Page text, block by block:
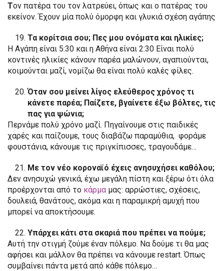
Τον πατέρα του τον λατρεύει, όπως και ο πατέρας του
εκείνον. Έχουν μία πολύ όμορφη και γλυκιά σχέση αγάπης
Τα κορίτσια σου; Πες μου ονόματα και ηλικίες;
Η Αγάπη είναι 5:30 και η Αθήνα είναι 2:30 Είναι πολύ
κοντινές ηλικίες κάνουν παρέα μαλώνουν, αγαπιούνται,
κοιμούνται μαζί, νομίζω θα είναι πολύ καλές φίλες.
Όταν σου μείνει λίγος ελεύθερος χρόνος τι
κάνετε παρέα; Παίζετε, βγαίνετε έξω βόλτες, τις
πας για ψώνια;
Περνάμε πολύ χρόνο μαζί. Πηγαίνουμε στις παιδικές
χαρές και παίζουμε, τους διαβάζω παραμύθια, φοράμε
φουστάνια, κάνουμε τις πριγκίπισσες, τραγουδάμε…
Με τον νέο κοροναϊό έχεις ανησυχήσει καθόλου;
Δεν ανησυχώ γενικά, έχω μεγάλη πίστη και ξέρω ότι όλα
προέρχονται από το κάρμα μας: αρρώστιες, σχέσεις,
δουλειά, θανάτους, ακόμα και η παραμικρή αμυχή που
μπορεί να αποκτήσουμε.
Υπάρχει κάτι στα σκαριά που πρέπει να πούμε;
Αυτή την στιγμή ζούμε έναν πόλεμο. Να δούμε τι θα μας
αφήσει και μάλλον θα πρέπει να κάνουμε restart. Όπως
συμβαίνει πάντα μετά από κάθε πόλεμο…